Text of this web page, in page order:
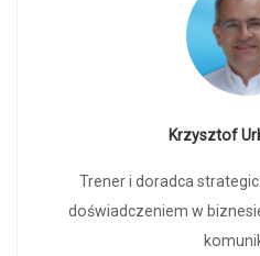
Krzysztof
Trener i doradca
doświadczeniem w